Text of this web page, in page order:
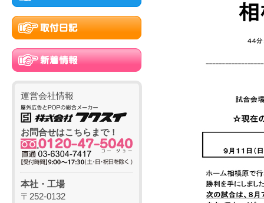
運営会社情報
お問合せはこちらまで！
本社・工場
〒252-0132